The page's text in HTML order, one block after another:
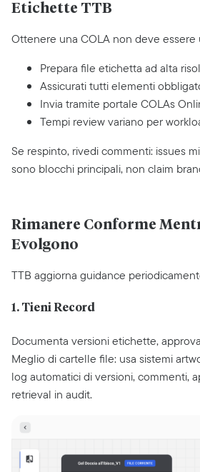
Etichette TTB
Ottenere una COLA non deve essere
Prepara file etichetta ad alta
Assicurati tutti elementi
Invia tramite portale COLAs
Tempi review variano per
Se respinto, rivedi commenti: issues
sono blocchi principali, non claim
Rimanere Conforme
Evolgono
TTB aggiorna guidance
1. Tieni Record
Documenta versioni etichette,
Meglio di cartelle file: usa sistemi
log automatici di versioni, commenti,
retrieval in audit.